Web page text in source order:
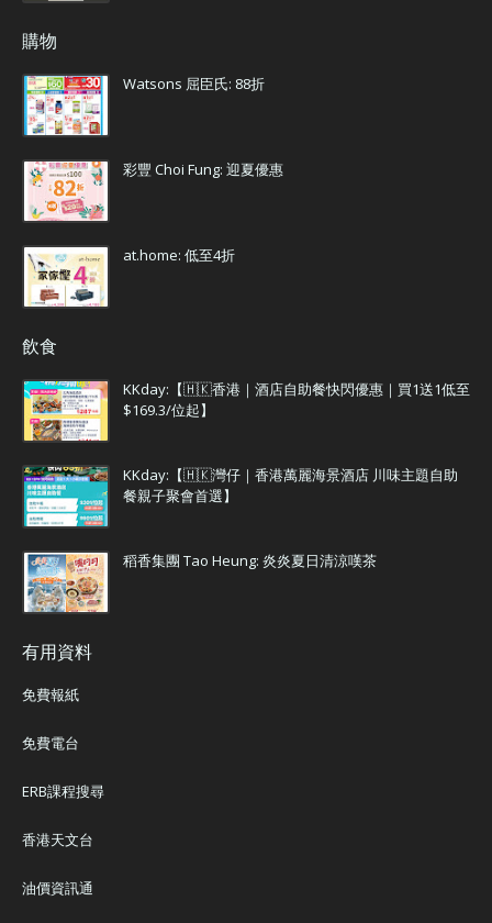
購物
Watsons 屈臣氏: 88折
彩豐 Choi Fung: 迎夏優惠
at.home: 低至4折
飲食
KKday:【🇭🇰香港｜酒店自助餐快閃優惠｜買1送1低至
$169.3/位起】
KKday:【🇭🇰灣仔｜香港萬麗海景酒店 川味主題自助
餐親子聚會首選】
稻香集團 Tao Heung: 炎炎夏日清涼嘆茶
有用資料
免費報紙
免費電台
ERB課程搜尋
香港天文台
油價資訊通